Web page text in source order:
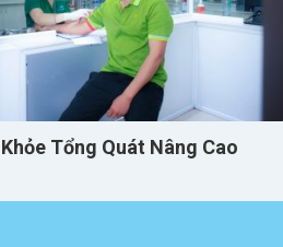
Tổng Quát Nâng Cao